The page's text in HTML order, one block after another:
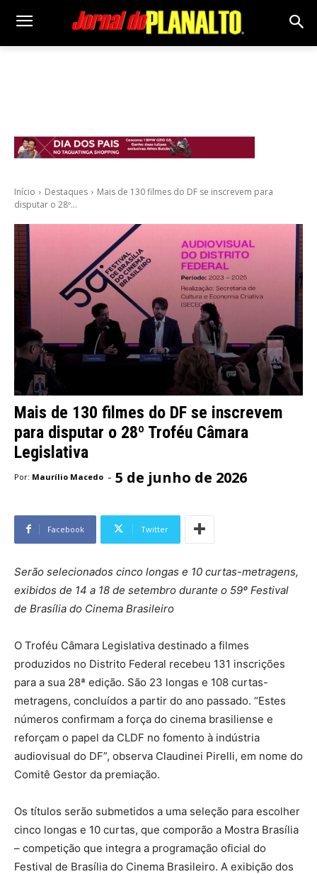
Início Destaques
Mais de 130 filmes do DF se inscrevem para
disputar o 28º...
Mais de 130 filmes do DF se inscrevem
para disputar o 28º Troféu Câmara
Legislativa
Por: Maurílio Macedo - 5 de junho de 2026
Facebook Twitter
Serão selecionados cinco longas e 10 curtas-metragens,
exibidos de 14 a 18 de setembro durante o 59º Festival
de Brasília do Cinema Brasileiro
O Troféu Câmara Legislativa destinado a filmes
produzidos no Distrito Federal recebeu 131 inscrições
para a sua 28ª edição. São 23 longas e 108 curtas-
metragens, concluídos a partir do ano passado. “Estes
números confirmam a força do cinema brasiliense e
reforçam o papel da CLDF no fomento à indústria
audiovisual do DF”, observa Claudinei Pirelli, em nome do
Comitê Gestor da premiação.
Os títulos serão submetidos a uma seleção para escolher
cinco longas e 10 curtas, que comporão a Mostra Brasília
– competição que integra a programação oficial do
Festival de Brasília do Cinema Brasileiro. A exibição dos